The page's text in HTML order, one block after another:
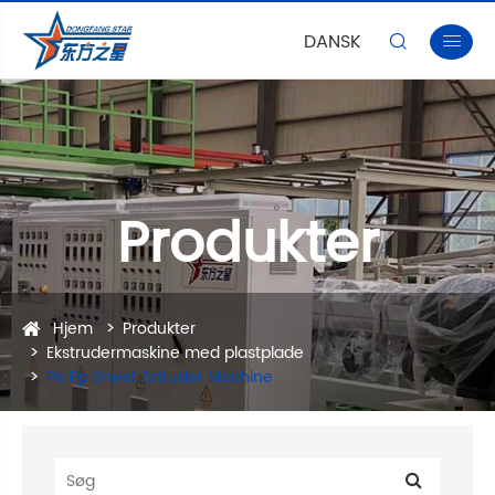
DANSK  
Produkter
Hjem
Produkter
Ekstrudermaskine med plastplade
Pe Pp Sheet Extruder Machine